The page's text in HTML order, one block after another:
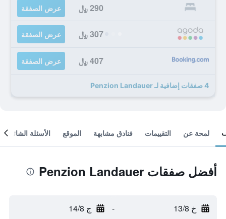
290 ﷼ عرض الصفقة
307 ﷼ عرض الصفقة
407 ﷼ عرض الصفقة
4 صفقات إضافية لـ Penzion Landauer
لمحة عن التقييمات فنادق مشابهة الموقع الأسئلة الشائعة
أفضل صفقات Penzion Landauer
خ 13/8 - ج 14/8